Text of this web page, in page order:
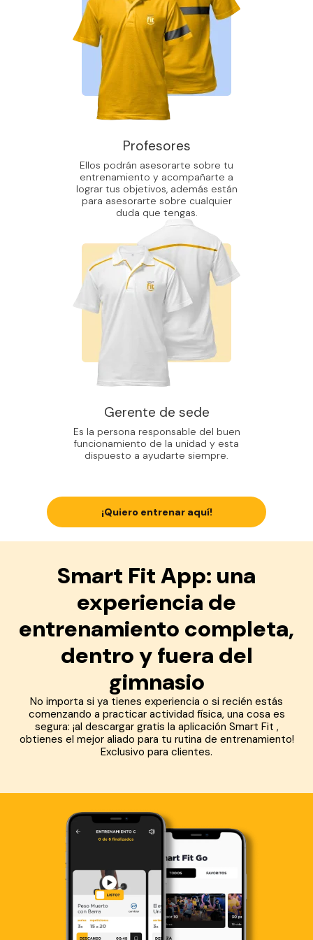
Profesores
Ellos podrán asesorarte sobre tu
entrenamiento y acompañarte a
lograr tus objetivos, además están
para asesorarte sobre cualquier
duda que tengas.
Gerente de sede
Es la persona responsable del buen
funcionamiento de la unidad y esta
dispuesto a ayudarte siempre.
¡Quiero entrenar aquí!
Smart Fit App: una
experiencia de
entrenamiento completa,
dentro y fuera del
gimnasio
No importa si ya tienes experiencia o si recién estás
comenzando a practicar actividad física, una cosa es
segura: ¡al descargar gratis la aplicación Smart Fit ,
obtienes el mejor aliado para tu rutina de entrenamiento!
Exclusivo para clientes.